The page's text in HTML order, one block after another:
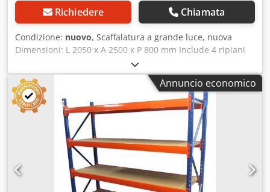
Richiedere Chiamata
Condizione: nuovo, Scaffalatura a grande luce, nuova
Dimensioni: L 2050 x A 2500 x P 800 mm Include 4 ripiani
Capacità di carico per ripiano: circa 300 kg, con carico
distribuito uniformemente #-#-#-#-#-#-#-#-#-#-#-#-#-#-#-
#-#-# Scaffalatura di base composta da: 2 montanti per
scaffalatura, 800x2500 mm Non assemblata, include
traverse orizzontali e diagonali, piedini in plastica
Dsdpfjcfby Rox Adzsck 8 traverse da 1950 mm, include
perni di sicurezza 4 ripiani, circa 1940x745 mm, Spessore:
Annuncio economico